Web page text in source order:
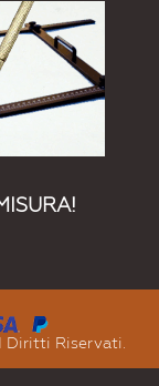
Diritti Riservati.